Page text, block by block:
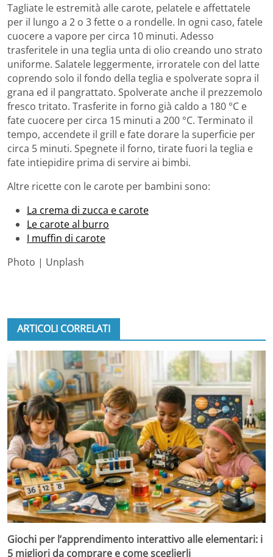
Tagliate le estremità alle carote, pelatele e affettatele
per il lungo a 2 o 3 fette o a rondelle. In ogni caso, fatele
cuocere a vapore per circa 10 minuti. Adesso
trasferitele in una teglia unta di olio creando uno strato
uniforme. Salatele leggermente, irroratele con del latte
coprendo solo il fondo della teglia e spolverate sopra il
grana ed il pangrattato. Spolverate anche il prezzemolo
fresco tritato. Trasferite in forno già caldo a 180 °C e
fate cuocere per circa 15 minuti a 200 °C. Terminato il
tempo, accendete il grill e fate dorare la superficie per
circa 5 minuti. Spegnete il forno, tirate fuori la teglia e
fate intiepidire prima di servire ai bimbi.
Altre ricette con le carote per bambini sono:
La crema di zucca e carote
Le carote al burro
I muffin di carote
Photo | Unplash
ARTICOLI CORRELATI
Giochi per l’apprendimento interattivo alle elementari: i
5 migliori da comprare e come sceglierli